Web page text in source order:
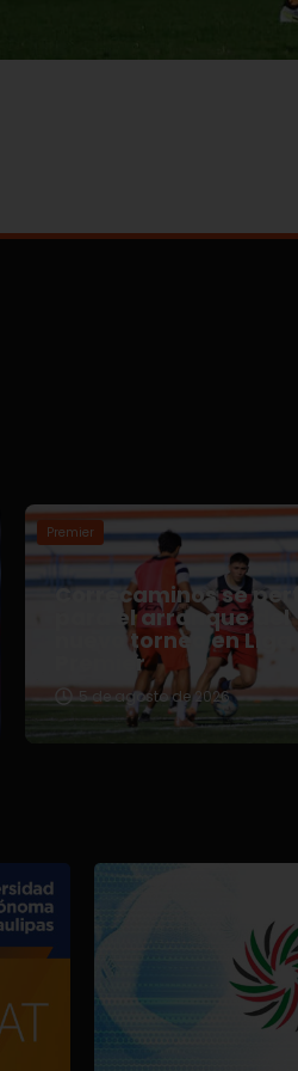
Premier
Correcaminos se
para el arranque del
nuevo torneo en Liga
Premier
5 de agosto de 2026